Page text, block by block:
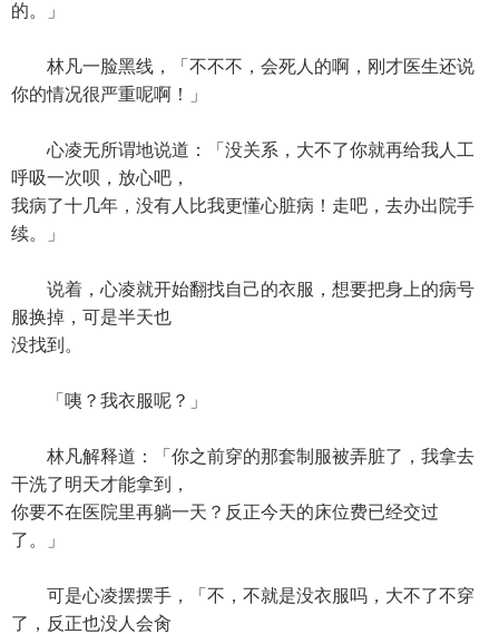
的。」
林凡一脸黑线，「不不不，会死人的啊，刚才医生还说
你的情况很严重呢啊！」
心凌无所谓地说道：「没关系，大不了你就再给我人工
呼吸一次呗，放心吧，
我病了十几年，没有人比我更懂心脏病！走吧，去办出院手
续。」
说着，心凌就开始翻找自己的衣服，想要把身上的病号
服换掉，可是半天也
没找到。
「咦？我衣服呢？」
林凡解释道：「你之前穿的那套制服被弄脏了，我拿去
干洗了明天才能拿到，
你要不在医院里再躺一天？反正今天的床位费已经交过
了。」
可是心凌摆摆手，「不，不就是没衣服吗，大不了不穿
了，反正也没人会肏